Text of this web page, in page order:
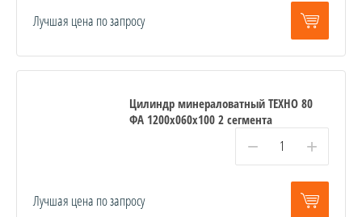
Лучшая цена по запросу
Цилиндр минераловатный ТЕХНО 80
ФА 1200x060x100 2 сегмента
− +
Лучшая цена по запросу